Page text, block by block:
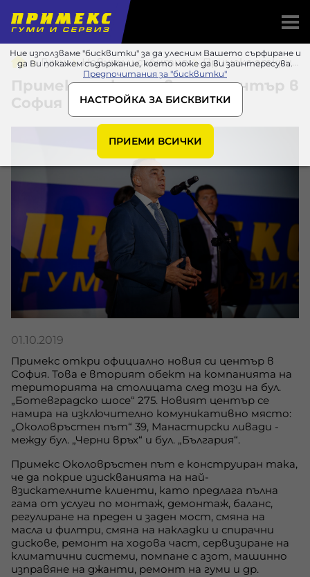
Ние използваме "бисквитки" за да улесним Вашето сърфиране и
да Ви покажем съдържание, което може да ви заинтересува.
Предпочитания за "бисквитки"
НАСТРОЙКА ЗА БИСКВИТКИ
ПРИЕМИ ВСИЧКИ
Гуми Новини и събития Примекс откри новия си център в София
Примекс откри новия си център в
София
01.10.2019
Примекс откри официално новия си център в
София. Това е вторият обект на компанията на
територията на столицата след този на бул.
„Ботевградско шосе“ 275. Новият център се
намира на изключително комуникативно място:
„Околовръстен път“ 39, Манастирски ливади -
между бул. „Черни връх“ и бул. „България“.
Примекс Околовръстен път е конструиран така,
че да покрие изискванията на най-
взискателните клиенти, като предлага пълна
гама от услуги по монтаж, демонтаж, баланс,
регулиране на преден и заден мост, смяна на
масла и филтри, смяна на накладки и спирачни
дискове, ремонт на ходова част, сервизиране на
климатични системи, помпане с азот, машинно
изправяне на джанти, ремонт на гуми и др.